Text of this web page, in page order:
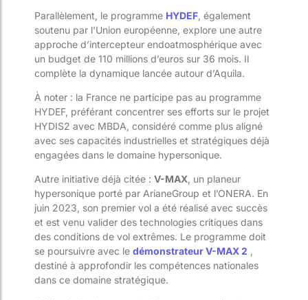
Parallèlement, le programme HYDEF , également
soutenu par l’Union européenne, explore une autre
approche d’intercepteur endoatmosphérique avec
un budget de 110 millions d’euros sur 36 mois. Il
complète la dynamique lancée autour d’Aquila.
À noter : la France ne participe pas au programme
HYDEF, préférant concentrer ses efforts sur le projet
HYDIS2 avec MBDA, considéré comme plus aligné
avec ses capacités industrielles et stratégiques déjà
engagées dans le domaine hypersonique.
Autre initiative déjà citée : V-MAX, un planeur
hypersonique porté par ArianeGroup et l’ONERA. En
juin 2023, son premier vol a été réalisé avec succès
et est venu valider des technologies critiques dans
des conditions de vol extrêmes. Le programme doit
se poursuivre avec le démonstrateur V-MAX 2 ,
destiné à approfondir les compétences nationales
dans ce domaine stratégique.